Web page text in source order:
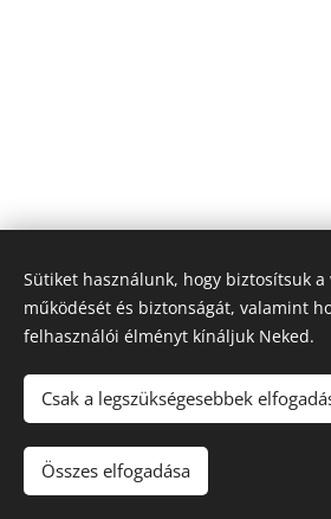
Sütiket használunk, hogy biztosítsuk
működését és biztonságát, valamint
felhasználói élményt kínáljuk Neked.
Csak a legszükségesebbek
Összes elfogadása